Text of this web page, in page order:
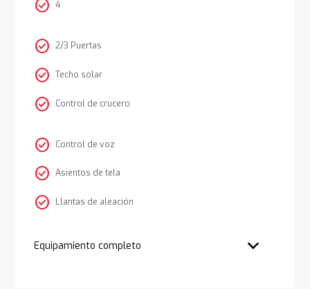
check_circle 4
check_circle 2/3 Puertas
check_circle Techo solar
check_circle Control de crucero
check_circle Control de voz
check_circle Asientos de tela
check_circle Llantas de aleación
Equipamiento completo